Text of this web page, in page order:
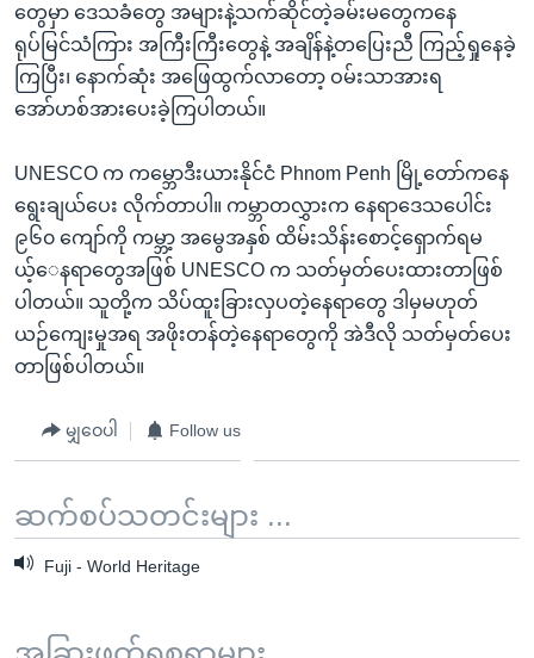
တွေမှာ ဒေသခံတွေ အများနဲ့သက်ဆိုင်တဲ့ခမ်းမတွေကနေ
ရုပ်မြင်သံကြား အကြီးကြီးတွေနဲ့ အချိန်နဲ့တပြေးညီ ကြည့်ရှုနေခဲ့
ကြပြီး၊ နောက်ဆုံး အဖြေထွက်လာတော့ ဝမ်းသာအားရ
အော်ဟစ်အားပေးခဲ့ကြပါတယ်။
UNESCO က ကမ္ဘောဒီးယားနိုင်ငံ Phnom Penh မြို့တော်ကနေ
ရွေးချယ်ပေး လိုက်တာပါ။ ကမ္ဘာတလွှားက နေရာဒေသပေါင်း
၉၆၀ ကျော်ကို ကမ္ဘာ့ အမွေအနှစ် ထိမ်းသိန်းစောင့်ရှောက်ရမ
ယ့်ေနရာတွေအဖြစ် UNESCO က သတ်မှတ်ပေးထားတာဖြစ်
ပါတယ်။ သူတို့က သိပ်ထူးခြားလှပတဲ့နေရာတွေ ဒါမှမဟုတ်
ယဉ်ကျေးမှုအရ အဖိုးတန်တဲ့နေရာတွေကို အဲဒီလို သတ်မှတ်ပေး
တာဖြစ်ပါတယ်။
မျှဝေပါ Follow us
ဆက်စပ်သတင်းများ ...
Fuji - World Heritage